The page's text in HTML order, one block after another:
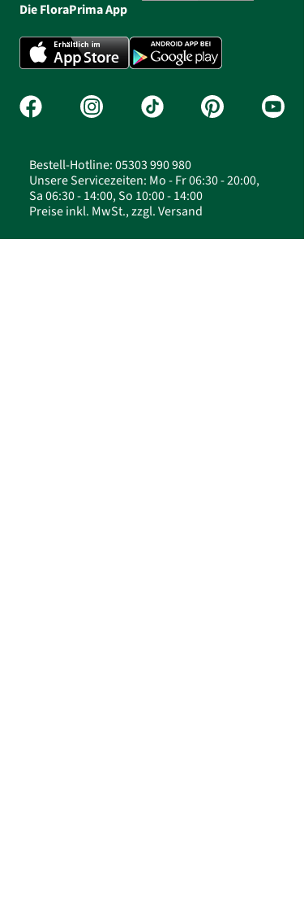
Die FloraPrima App
Bestell-Hotline: 05303 990 980
Unsere Servicezeiten: Mo - Fr 06:30 - 20:00,
Sa 06:30 - 14:00, So 10:00 - 14:00
Preise inkl. MwSt., zzgl. Versand